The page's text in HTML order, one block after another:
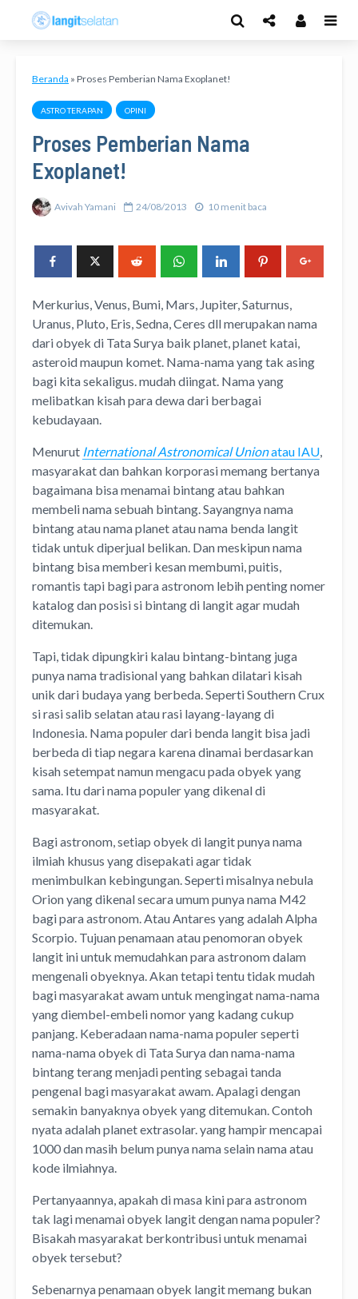
Beranda » Proses Pemberian Nama Exoplanet!
ASTRO TERAPAN OPINI
Proses Pemberian Nama
Exoplanet!
Avivah Yamani 24/08/2013 10 menit baca
Merkurius, Venus, Bumi, Mars, Jupiter, Saturnus,
Uranus, Pluto, Eris, Sedna, Ceres dll merupakan nama
dari obyek di Tata Surya baik planet, planet katai,
asteroid maupun komet. Nama-nama yang tak asing
bagi kita sekaligus. mudah diingat. Nama yang
melibatkan kisah para dewa dari berbagai
kebudayaan.
Menurut International Astronomical Unionatau IAU,
masyarakat dan bahkan korporasi memang bertanya
bagaimana bisa menamai bintang atau bahkan
membeli nama sebuah bintang. Sayangnya nama
bintang atau nama planet atau nama benda langit
tidak untuk diperjual belikan. Dan meskipun nama
bintang bisa memberi kesan membumi, puitis,
romantis tapi bagi para astronom lebih penting nomer
katalog dan posisi si bintang di langit agar mudah
ditemukan.
Tapi, tidak dipungkiri kalau bintang-bintang juga
punya nama tradisional yang bahkan dilatari kisah
unik dari budaya yang berbeda. Seperti Southern Crux
si rasi salib selatan atau rasi layang-layang di
Indonesia. Nama populer dari benda langit bisa jadi
berbeda di tiap negara karena dinamai berdasarkan
kisah setempat namun mengacu pada obyek yang
sama. Itu dari nama populer yang dikenal di
masyarakat.
Bagi astronom, setiap obyek di langit punya nama
ilmiah khusus yang disepakati agar tidak
menimbulkan kebingungan. Seperti misalnya nebula
Orion yang dikenal secara umum punya nama M42
bagi para astronom. Atau Antares yang adalah Alpha
Scorpio. Tujuan penamaan atau penomoran obyek
langit ini untuk memudahkan para astronom dalam
mengenali obyeknya. Akan tetapi tentu tidak mudah
bagi masyarakat awam untuk mengingat nama-nama
yang diembel-embeli nomor yang kadang cukup
panjang. Keberadaan nama-nama populer seperti
nama-nama obyek di Tata Surya dan nama-nama
bintang terang menjadi penting sebagai tanda
pengenal bagi masyarakat awam. Apalagi dengan
semakin banyaknya obyek yang ditemukan. Contoh
nyata adalah planet extrasolar. yang hampir mencapai
1000 dan masih belum punya nama selain nama atau
kode ilmiahnya.
Pertanyaannya, apakah di masa kini para astronom
tak lagi menamai obyek langit dengan nama populer?
Bisakah masyarakat berkontribusi untuk menamai
obyek tersebut?
Sebenarnya penamaan obyek langit memang bukan